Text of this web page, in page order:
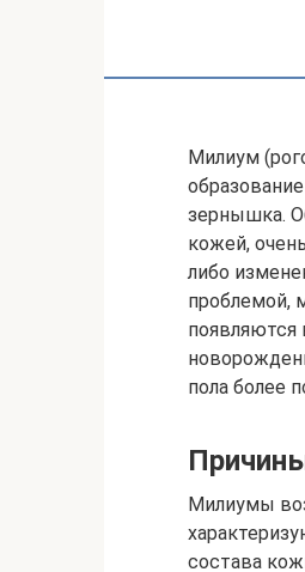
Милиум
зернышка.
кожей,
либо
проблемой,
появляются
пола более
Милиумы
состава